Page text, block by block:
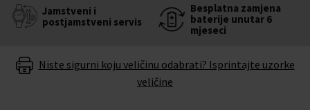
Jamstveni i
postjamstveni servis
Besplatna zamjena
baterije unutar 6
mjeseci
Niste sigurni koju veličinu odabrati? Isprintajte uzorke
veličine